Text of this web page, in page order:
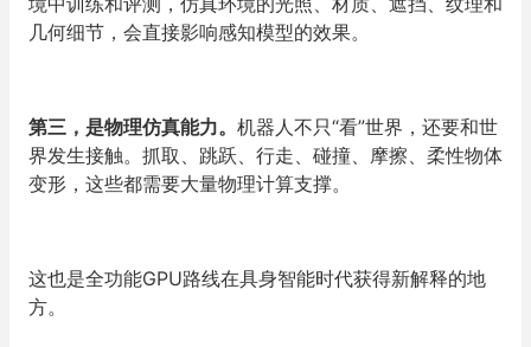
几何细节，会直接影响感知模型的效果。
第三，是物理仿真能力。 机器人不只“看”世界，还要和世
界发生接触。抓取、跳跃、行走、碰撞、摩擦、柔性物体
变形，这些都需要大量物理计算支撑。
这也是全功能GPU路线在具身智能时代获得新解释的地
方。